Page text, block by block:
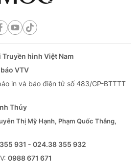
Truyền hình Việt Nam
VTV
in và báo điện tử số 483/GP-BTTTT
Thủy
Thị Mỹ Hạnh, Phạm Quốc Thắng,
931 - 024.38 355 932
0988 671 671